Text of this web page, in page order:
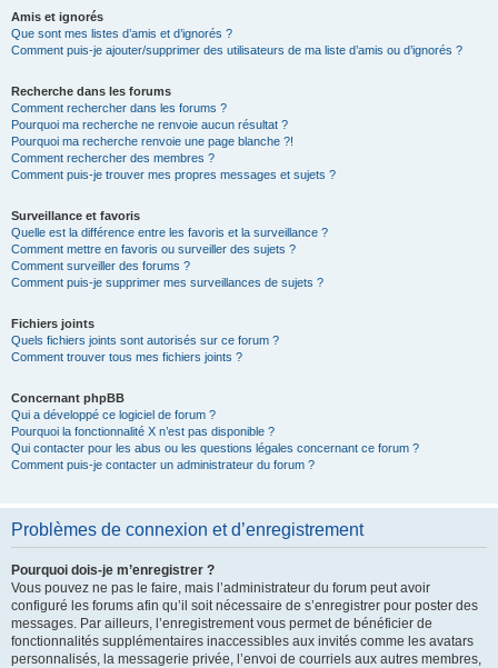
Amis et ignorés
Que sont mes listes d’amis et d’ignorés ?
Comment puis-je ajouter/supprimer des utilisateurs de ma liste d’amis ou d’ignorés ?
Recherche dans les forums
Comment rechercher dans les forums ?
Pourquoi ma recherche ne renvoie aucun résultat ?
Pourquoi ma recherche renvoie une page blanche ?!
Comment rechercher des membres ?
Comment puis-je trouver mes propres messages et sujets ?
Surveillance et favoris
Quelle est la différence entre les favoris et la surveillance ?
Comment mettre en favoris ou surveiller des sujets ?
Comment surveiller des forums ?
Comment puis-je supprimer mes surveillances de sujets ?
Fichiers joints
Quels fichiers joints sont autorisés sur ce forum ?
Comment trouver tous mes fichiers joints ?
Concernant phpBB
Qui a développé ce logiciel de forum ?
Pourquoi la fonctionnalité X n’est pas disponible ?
Qui contacter pour les abus ou les questions légales concernant ce forum ?
Comment puis-je contacter un administrateur du forum ?
Problèmes de connexion et d’enregistrement
Pourquoi dois-je m’enregistrer ?
Vous pouvez ne pas le faire, mais l’administrateur du forum peut avoir
configuré les forums afin qu’il soit nécessaire de s’enregistrer pour poster des
messages. Par ailleurs, l’enregistrement vous permet de bénéficier de
fonctionnalités supplémentaires inaccessibles aux invités comme les avatars
personnalisés, la messagerie privée, l’envoi de courriels aux autres membres,